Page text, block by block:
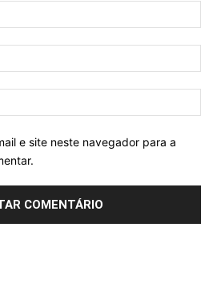
e site neste navegador para a